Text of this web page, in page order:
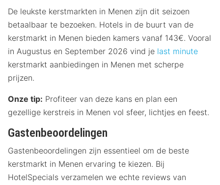
De leukste kerstmarkten in Menen zijn dit seizoen
betaalbaar te bezoeken. Hotels in de buurt van de
kerstmarkt in Menen bieden kamers vanaf 143€. Vooral
in Augustus en September 2026 vind je last minute
kerstmarkt aanbiedingen in Menen met scherpe
prijzen.
Onze tip: Profiteer van deze kans en plan een
gezellige kerstreis in Menen vol sfeer, lichtjes en feest.
Gastenbeoordelingen
Gastenbeoordelingen zijn essentieel om de beste
kerstmarkt in Menen ervaring te kiezen. Bij
HotelSpecials verzamelen we echte reviews van